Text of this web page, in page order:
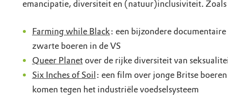
emancipatie, diversiteit en (natuur)inclusiviteit.
Farming while Black: een bijzondere documentaire
zwarte boeren in de VS
Queer Planetover de rijke diversiteit van
Six Inches of Soil : een film over jonge Britse
komen tegen het industriële voedselsysteem